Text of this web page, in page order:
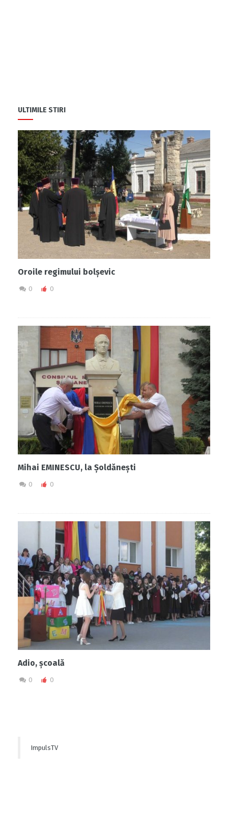
ULTIMILE STIRI
Oroile regimului bolșevic
0 0
Mihai EMINESCU, la Șoldănești
0 0
Adio, școală
0 0
ImpulsTV